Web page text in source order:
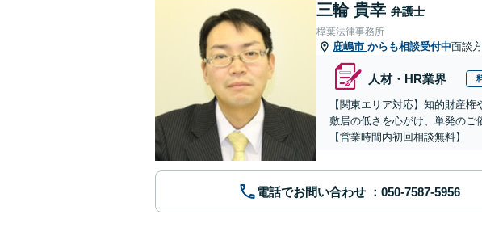
三輪 貴幸 弁護士
樟葉法律事務所
鹿嶋市 からも相談受付中面談
人材・HR業界
【関東エリア対応】知的財産
敷居の低さを心がけ、単発のご
【営業時間内初回相談無料】
電話でお問い合わせ